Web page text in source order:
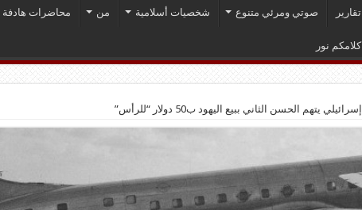
تقارير صوتي ومرئي متنوع شخصيات أسلامية من محاضرات هادفة
كلامكم نور
إسرائيلي يتهم الحسن الثاني ببيع اليهود ب50 دولار “للرأس”